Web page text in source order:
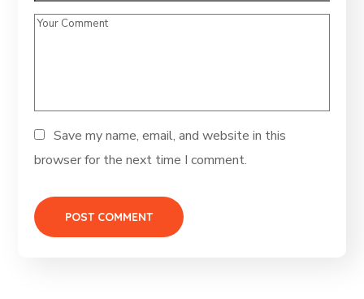
Save my name, email, and website in this
browser for the next time I comment.